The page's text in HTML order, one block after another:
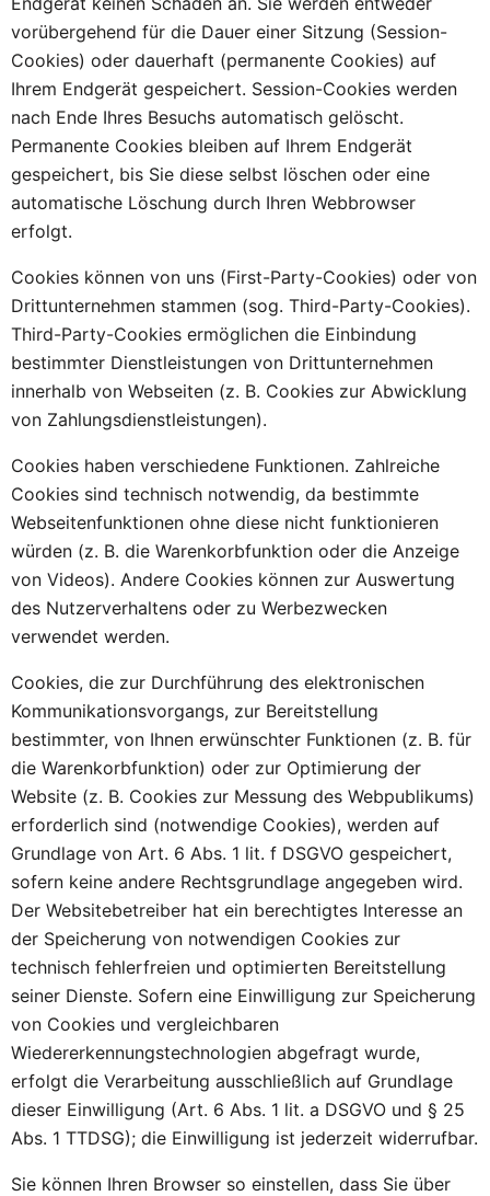
vorübergehend für die Dauer einer Sitzung (Session-
Cookies) oder dauerhaft (permanente Cookies) auf
Ihrem Endgerät gespeichert. Session-Cookies werden
nach Ende Ihres Besuchs automatisch gelöscht.
Permanente Cookies bleiben auf Ihrem Endgerät
gespeichert, bis Sie diese selbst löschen oder eine
automatische Löschung durch Ihren Webbrowser
erfolgt.
Cookies können von uns (First-Party-Cookies) oder von
Drittunternehmen stammen (sog. Third-Party-Cookies).
Third-Party-Cookies ermöglichen die Einbindung
bestimmter Dienstleistungen von Drittunternehmen
innerhalb von Webseiten (z. B. Cookies zur Abwicklung
von Zahlungsdienstleistungen).
Cookies haben verschiedene Funktionen. Zahlreiche
Cookies sind technisch notwendig, da bestimmte
Webseitenfunktionen ohne diese nicht funktionieren
würden (z. B. die Warenkorbfunktion oder die Anzeige
von Videos). Andere Cookies können zur Auswertung
des Nutzerverhaltens oder zu Werbezwecken
verwendet werden.
Cookies, die zur Durchführung des elektronischen
Kommunikationsvorgangs, zur Bereitstellung
bestimmter, von Ihnen erwünschter Funktionen (z. B. für
die Warenkorbfunktion) oder zur Optimierung der
Website (z. B. Cookies zur Messung des Webpublikums)
erforderlich sind (notwendige Cookies), werden auf
Grundlage von Art. 6 Abs. 1 lit. f DSGVO gespeichert,
sofern keine andere Rechtsgrundlage angegeben wird.
Der Websitebetreiber hat ein berechtigtes Interesse an
der Speicherung von notwendigen Cookies zur
technisch fehlerfreien und optimierten Bereitstellung
seiner Dienste. Sofern eine Einwilligung zur Speicherung
von Cookies und vergleichbaren
Wiedererkennungstechnologien abgefragt wurde,
erfolgt die Verarbeitung ausschließlich auf Grundlage
dieser Einwilligung (Art. 6 Abs. 1 lit. a DSGVO und § 25
Abs. 1 TTDSG); die Einwilligung ist jederzeit widerrufbar.
Sie können Ihren Browser so einstellen, dass Sie über